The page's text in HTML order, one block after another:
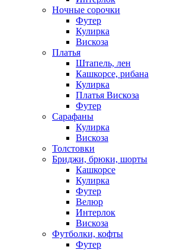
Ночные сорочки
Футер
Кулирка
Вискоза
Платья
Штапель, лен
Кашкорсе, рибана
Кулирка
Платья Вискоза
Футер
Сарафаны
Кулирка
Вискоза
Толстовки
Бриджи, брюки, шорты
Кашкорсе
Кулирка
Футер
Велюр
Интерлок
Вискоза
Футболки, кофты
Футер